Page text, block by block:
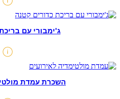
ג'ימבורי עם
השכרת עמדת